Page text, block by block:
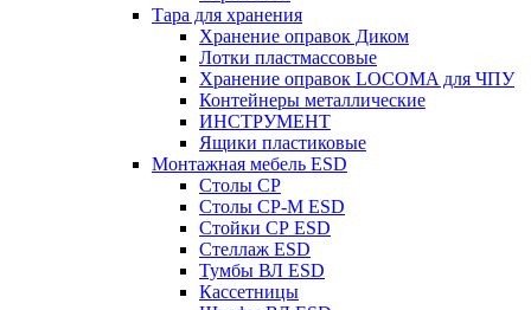
Тара для хранения
Хранение оправок Диком
Лотки пластмассовые
Хранение оправок LOCOMA для ЧПУ
Контейнеры металлические
ИНСТРУМЕНТ
Ящики пластиковые
Монтажная мебель ESD
Столы СР
Столы СР-М ESD
Стойки СР ESD
Стеллаж ESD
Тумбы ВЛ ESD
Кассетницы